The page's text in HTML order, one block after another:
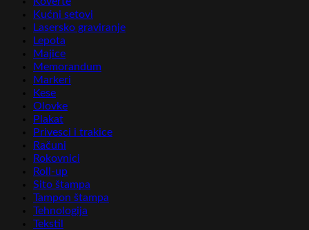
Kućni setovi
Lasersko graviranje
Lepota
Majice
Memorandum
Markeri
Kese
Olovke
Plakat
Privesci i trakice
Računi
Rokovnici
Roll-up
Sito štampa
Tampon štampa
Tehnologija
Tekstil